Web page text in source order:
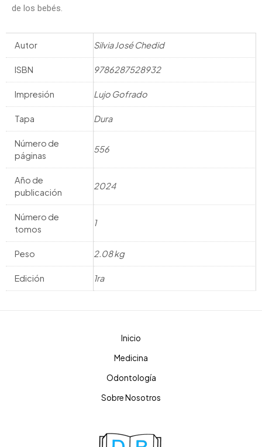
de los bebés.
Autor Silvia José Chedid
ISBN 9786287528932
Impresión Lujo Gofrado
Tapa Dura
Número de
páginas
556
Año de
publicación
2024
Número de
tomos
1
Peso 2.08 kg
Edición 1ra
Inicio
Medicina
Odontología
Sobre Nosotros